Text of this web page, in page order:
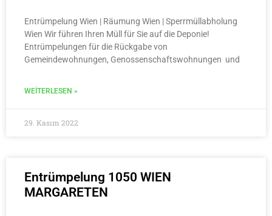
Entrümpelung Wien | Räumung Wien | Sperrmüllabholung
Wien Wir führen Ihren Müll für Sie auf die Deponie!
Entrümpelungen für die Rückgabe von
Gemeindewohnungen, Genossenschaftswohnungen und
WEITERLESEN »
29. Kasım 2022
Entrümpelung 1050 WIEN
MARGARETEN